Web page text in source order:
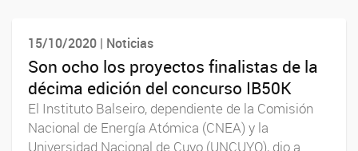
15/10/2020 | Noticias
Son ocho los proyectos finalistas de la
décima edición del concurso IB50K
El Instituto Balseiro, dependiente de la Comisión
Nacional de Energía Atómica (CNEA) y la
Universidad Nacional de Cuyo (UNCUYO), dio a